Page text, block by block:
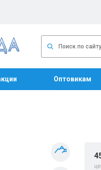
Оптовикам